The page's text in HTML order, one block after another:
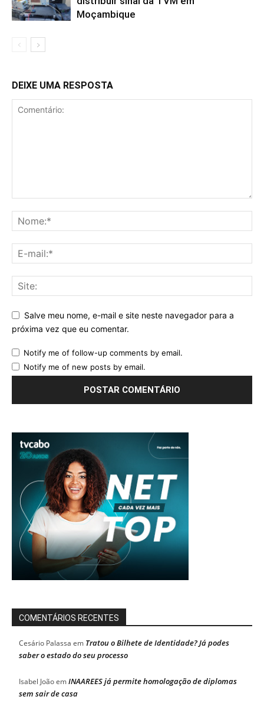
Moçambique
DEIXE UMA RESPOSTA
Salve meu nome, e-mail e site neste navegador para a
próxima vez que eu comentar.
Notify me of follow-up comments by email.
Notify me of new posts by email.
COMENTÁRIOS RECENTES
Cesário Palassa em Tratou o Bilhete de Identidade? Já podes
saber o estado do seu processo
Isabel JoãoemINAAREES já permite homologação de diplomas
sem sair de casa